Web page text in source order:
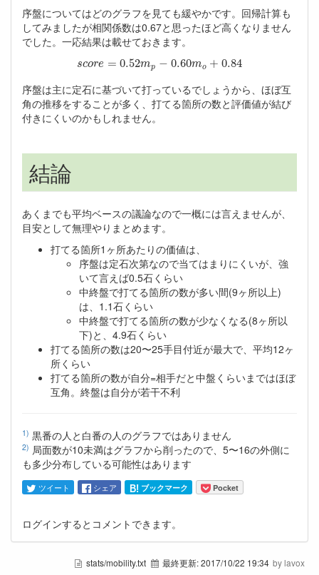
序盤についてはどのグラフを見ても緩やかです。回帰計算も
してみましたが相関係数は0.67と思ったほど高くなりません
でした。一応結果は載せておきます。
score = 0.52mp − 0.60mo + 0.84
scor e= 0.52m −0.60mo +0.84
序盤は主に定石に基づいて打っているでしょうから、ほぼ互
角の推移をすることが多く、打てる箇所の数と評価値が結び
付きにくいのかもしれません。
結論
あくまでも平均ベースの議論なので一概には言えませんが、
目安として無理やりまとめます。
打てる箇所1ヶ所あたりの価値は、
序盤は定石次第なので当てはまりにくいが、強
いて言えば0.5石くらい
中終盤で打てる箇所の数が多い間(9ヶ所以上)
は、1.1石くらい
中終盤で打てる箇所の数が少なくなる(8ヶ所以
下)と、4.9石くらい
打てる箇所の数は20〜25手目付近が最大で、平均12ヶ
所くらい
打てる箇所の数が自分=相手だと中盤くらいまではほぼ
互角。終盤は自分が若干不利
1) 黒番の人と白番の人のグラフではありません
2) 局面数が10未満はグラフから削ったので、5〜16の外側に
も多少分布している可能性はあります
ツイート シェア ブックマーク Pocket
ログインするとコメントできます。
stats/mobility.txt 最終更新:2017/10/22 19:34 by lavox